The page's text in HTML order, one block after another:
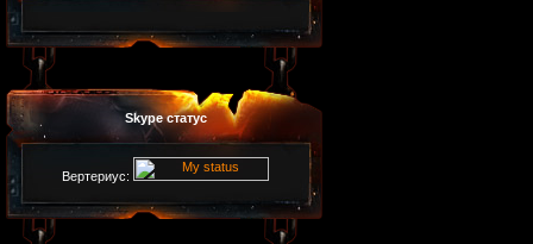
Skype статус
Вертериус: